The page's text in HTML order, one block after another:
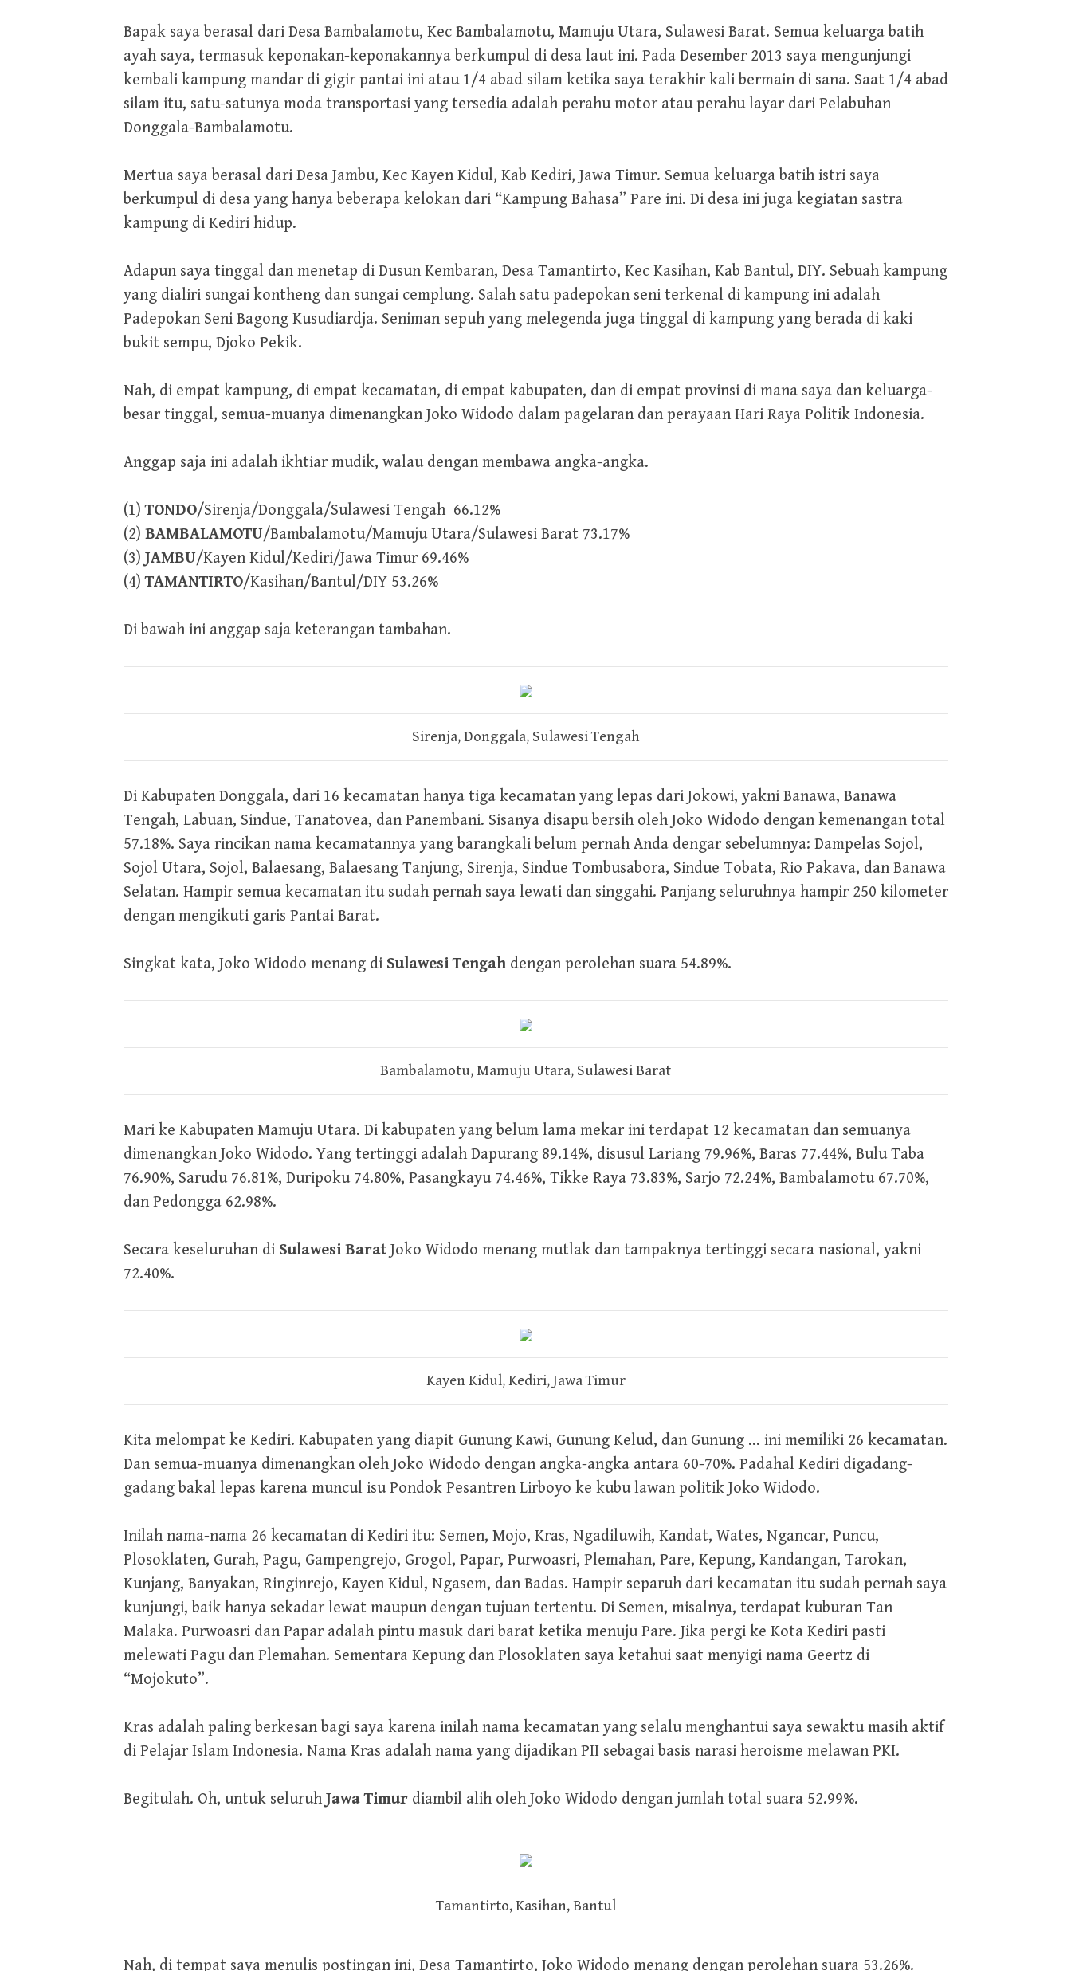
Bapak saya berasal dari Desa Bambalamotu, Kec Bambalamotu, Mamuju Utara, Sulawesi Barat. Semua keluarga batih
ayah saya, termasuk keponakan-keponakannya berkumpul di desa laut ini. Pada Desember 2013 saya mengunjungi
kembali kampung mandar di gigir pantai ini atau 1/4 abad silam ketika saya terakhir kali bermain di sana. Saat 1/4 abad
silam itu, satu-satunya moda transportasi yang tersedia adalah perahu motor atau perahu layar dari Pelabuhan
Donggala-Bambalamotu.
Mertua saya berasal dari Desa Jambu, Kec Kayen Kidul, Kab Kediri, Jawa Timur. Semua keluarga batih istri saya
berkumpul di desa yang hanya beberapa kelokan dari “Kampung Bahasa” Pare ini. Di desa ini juga kegiatan sastra
kampung di Kediri hidup.
Adapun saya tinggal dan menetap di Dusun Kembaran, Desa Tamantirto, Kec Kasihan, Kab Bantul, DIY. Sebuah kampung
yang dialiri sungai kontheng dan sungai cemplung. Salah satu padepokan seni terkenal di kampung ini adalah
Padepokan Seni Bagong Kusudiardja. Seniman sepuh yang melegenda juga tinggal di kampung yang berada di kaki
bukit sempu, Djoko Pekik.
Nah, di empat kampung, di empat kecamatan, di empat kabupaten, dan di empat provinsi di mana saya dan keluarga-
besar tinggal, semua-muanya dimenangkan Joko Widodo dalam pagelaran dan perayaan Hari Raya Politik Indonesia.
Anggap saja ini adalah ikhtiar mudik, walau dengan membawa angka-angka.
(1)TONDO/Sirenja/Donggala/Sulawesi Tengah 66.12%
(2) BAMBALAMOTU/Bambalamotu/Mamuju Utara/Sulawesi Barat 73.17%
(3) JAMBU/Kayen Kidul/Kediri/Jawa Timur 69.46%
(4)TAMANTIRTO/Kasihan/Bantul/DIY 53.26%
Di bawah ini anggap saja keterangan tambahan.
Sirenja, Donggala, Sulawesi Tengah
Di Kabupaten Donggala, dari 16 kecamatan hanya tiga kecamatan yang lepas dari Jokowi, yakni Banawa, Banawa
Tengah, Labuan, Sindue, Tanatovea, dan Panembani. Sisanya disapu bersih oleh Joko Widodo dengan kemenangan total
57.18%. Saya rincikan nama kecamatannya yang barangkali belum pernah Anda dengar sebelumnya: Dampelas Sojol,
Sojol Utara, Sojol, Balaesang, Balaesang Tanjung, Sirenja, Sindue Tombusabora, Sindue Tobata, Rio Pakava, dan Banawa
Selatan. Hampir semua kecamatan itu sudah pernah saya lewati dan singgahi. Panjang seluruhnya hampir 250 kilometer
dengan mengikuti garis Pantai Barat.
Singkat kata, Joko Widodo menang di Sulawesi Tengahdengan perolehan suara 54.89%.
Bambalamotu, Mamuju Utara, Sulawesi Barat
Mari ke Kabupaten Mamuju Utara. Di kabupaten yang belum lama mekar ini terdapat 12 kecamatan dan semuanya
dimenangkan Joko Widodo. Yang tertinggi adalah Dapurang 89.14%, disusul Lariang 79.96%, Baras 77.44%, Bulu Taba
76.90%, Sarudu 76.81%, Duripoku 74.80%, Pasangkayu 74.46%, Tikke Raya 73.83%, Sarjo 72.24%, Bambalamotu 67.70%,
dan Pedongga 62.98%.
Secara keseluruhan di Sulawesi BaratJoko Widodo menang mutlak dan tampaknya tertinggi secara nasional, yakni
72.40%.
Kayen Kidul, Kediri, Jawa Timur
Kita melompat ke Kediri. Kabupaten yang diapit Gunung Kawi, Gunung Kelud, dan Gunung … ini memiliki 26 kecamatan.
Dan semua-muanya dimenangkan oleh Joko Widodo dengan angka-angka antara 60-70%. Padahal Kediri digadang-
gadang bakal lepas karena muncul isu Pondok Pesantren Lirboyo ke kubu lawan politik Joko Widodo.
Inilah nama-nama 26 kecamatan di Kediri itu: Semen, Mojo, Kras, Ngadiluwih, Kandat, Wates, Ngancar, Puncu,
Plosoklaten, Gurah, Pagu, Gampengrejo, Grogol, Papar, Purwoasri, Plemahan, Pare, Kepung, Kandangan, Tarokan,
Kunjang, Banyakan, Ringinrejo, Kayen Kidul, Ngasem, dan Badas. Hampir separuh dari kecamatan itu sudah pernah saya
kunjungi, baik hanya sekadar lewat maupun dengan tujuan tertentu. Di Semen, misalnya, terdapat kuburan Tan
Malaka. Purwoasri dan Papar adalah pintu masuk dari barat ketika menuju Pare. Jika pergi ke Kota Kediri pasti
melewati Pagu dan Plemahan. Sementara Kepung dan Plosoklaten saya ketahui saat menyigi nama Geertz di
“Mojokuto”.
Kras adalah paling berkesan bagi saya karena inilah nama kecamatan yang selalu menghantui saya sewaktu masih aktif
di Pelajar Islam Indonesia. Nama Kras adalah nama yang dijadikan PII sebagai basis narasi heroisme melawan PKI.
Begitulah. Oh, untuk seluruh Jawa Timurdiambil alih oleh Joko Widodo dengan jumlah total suara 52.99%.
Tamantirto, Kasihan, Bantul
Nah, di tempat saya menulis postingan ini, Desa Tamantirto, Joko Widodo menang dengan perolehan suara 53.26%.